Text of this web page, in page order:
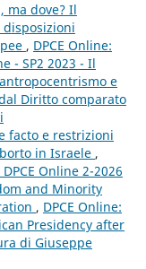
ma dove? Il
, DPCE Online:
- SP2 2023 - Il
e
Diritto comparato
facto e restrizioni
in Israele ,
Online 2-2026
and Minority
, DPCE Online:
Presidency after
di Giuseppe